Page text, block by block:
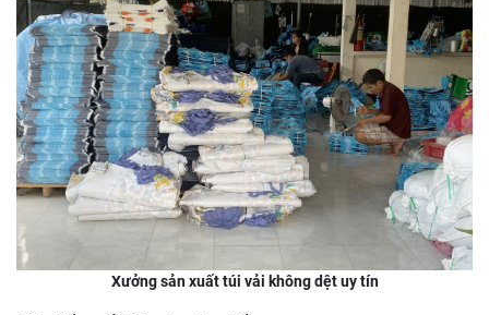
Xưởng sản xuất túi vải không dệt uy tín